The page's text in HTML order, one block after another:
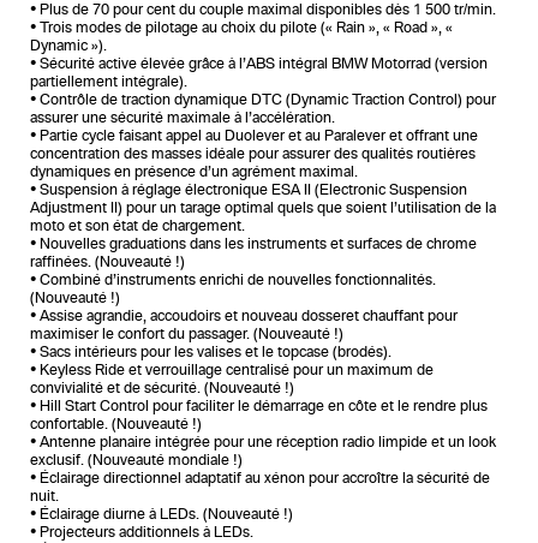
• Plus de 70 pour cent du couple maximal disponibles dès 1 500 tr/min.
• Trois modes de pilotage au choix du pilote (« Rain », « Road », «
Dynamic »).
• Sécurité active élevée grâce à l’ABS intégral BMW Motorrad (version
partiellement intégrale).
• Contrôle de traction dynamique DTC (Dynamic Traction Control) pour
assurer une sécurité maximale à l’accélération.
• Partie cycle faisant appel au Duolever et au Paralever et offrant une
concentration des masses idéale pour assurer des qualités routières
dynamiques en présence d’un agrément maximal.
• Suspension à réglage électronique ESA II (Electronic Suspension
Adjustment II) pour un tarage optimal quels que soient l’utilisation de la
moto et son état de chargement.
• Nouvelles graduations dans les instruments et surfaces de chrome
raffinées. (Nouveauté !)
• Combiné d’instruments enrichi de nouvelles fonctionnalités.
(Nouveauté !)
• Assise agrandie, accoudoirs et nouveau dosseret chauffant pour
maximiser le confort du passager. (Nouveauté !)
• Sacs intérieurs pour les valises et le topcase (brodés).
• Keyless Ride et verrouillage centralisé pour un maximum de
convivialité et de sécurité. (Nouveauté !)
• Hill Start Control pour faciliter le démarrage en côte et le rendre plus
confortable. (Nouveauté !)
• Antenne planaire intégrée pour une réception radio limpide et un look
exclusif. (Nouveauté mondiale !)
• Éclairage directionnel adaptatif au xénon pour accroître la sécurité de
nuit.
• Éclairage diurne à LEDs. (Nouveauté !)
• Projecteurs additionnels à LEDs.